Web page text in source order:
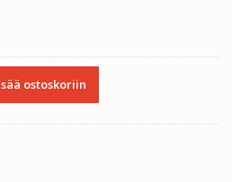
ostoskoriin